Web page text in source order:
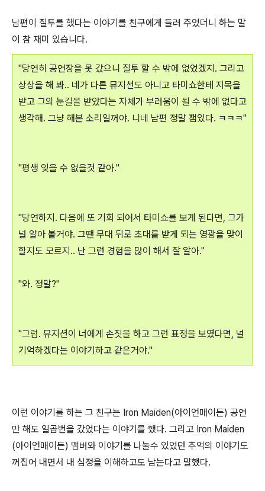
남편이 질투를 했다는 이야기를 친구에게 들려 주었더니 하는 말
이 참 재미 있습니다.
"당연히 공연장을 못 갔으니 질투 할 수 밖에 없었겠지. 그리고
상상을 해 봐.. 네가 다른 뮤지션도 아니고 타미쇼한테 지목을
받고 그의 눈길을 받았다는 자체가 부러움이 될 수 밖에 없다고
생각해. 그냥 해본 소리일꺼야. 니네 남편 정말 잼있다. ㅋㅋㅋ"
"평생 잊을 수 없을것 같아."
"당연하지. 다음에 또 기회 되어서 타미쇼를 보게 된다면, 그가
널 알아 볼거야. 그땐 무대 뒤로 초대를 받게 되는 영광을 맞이
할지도 모르지.. 난 그런 경험을 많이 해서 잘 알아."
"와. 정말?"
"그럼. 뮤지션이 너에게 손짓을 하고 그런 표정을 보였다면, 널
기억하겠다는 이야기하고 같은거야."
이런 이야기를 하는 그 친구는 Iron Maiden(아이언매이든) 공연
만 해도 일곱번을 갔었다는 이야기를 했다. 그리고 Iron Maiden
(아이언매이든) 맴버와 이야기를 나눌수 있었던 추억의 이야기도
꺼집어 내면서 내 심정을 이해하고도 남는다고 말했다.